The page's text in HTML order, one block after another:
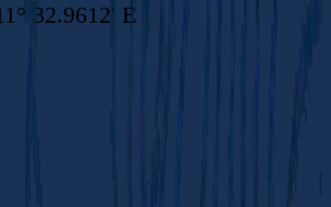
32.9612' E